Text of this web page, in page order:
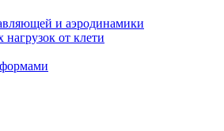
и аэродинамики
от клети